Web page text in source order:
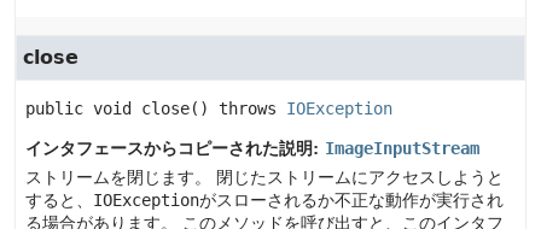
close
public void close() throws IOException
インタフェースからコピーされた説明: ImageInputStream
ストリームを閉じます。
閉じたストリームにアクセスしようと
すると、 IOExceptionがスローされるか不正な動作が実行され
る場合があります。
このメソッドを呼び出すと、このインタフ